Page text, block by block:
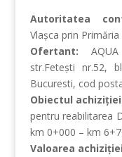
Autoritatea
Vlaşca prin
Ofertant: AQUA
str.Feteşti nr.52,
Bucuresti, cod
Obiectul
pentru reabilitarea
km 0+000 – km
Valoarea